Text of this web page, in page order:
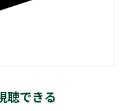
聴できる